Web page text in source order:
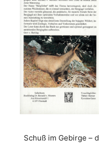
Schuß im Gebirge –